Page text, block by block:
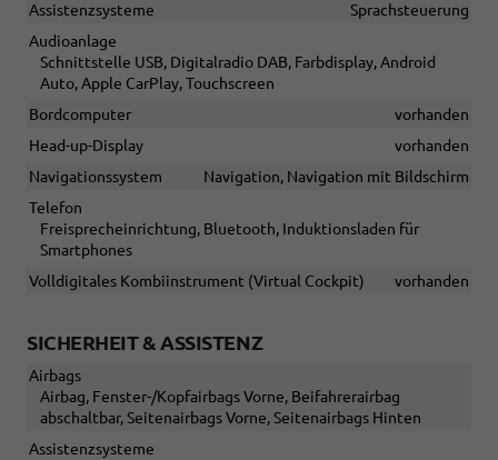
Assistenzsysteme
Sprachsteuerung
Audioanlage
Schnittstelle USB, Digitalradio DAB, Farbdisplay, Android
Auto, Apple CarPlay, Touchscreen
Bordcomputer
vorhanden
Head-up-Display
vorhanden
Navigationssystem
Navigation, Navigation mit Bildschirm
Telefon
Freisprecheinrichtung, Bluetooth, Induktionsladen für
Smartphones
Volldigitales Kombiinstrument (Virtual Cockpit)
vorhanden
SICHERHEIT & ASSISTENZ
Airbags
Airbag, Fenster-/Kopfairbags Vorne, Beifahrerairbag
abschaltbar, Seitenairbags Vorne, Seitenairbags Hinten
Assistenzsysteme